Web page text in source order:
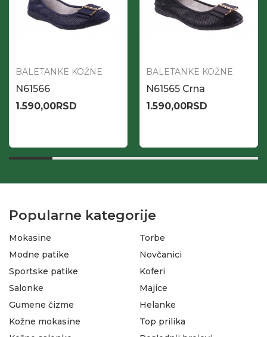
BALETANKE KOŽNE
N61566
1.590,00RSD
BALETANKE KOŽNE
N61565 Crna
1.590,00RSD
Popularne kategorije
Mokasine
Modne patike
Sportske patike
Salonke
Gumene čizme
Torbe
Novčanici
Koferi
Majice
Helanke
Kožne mokasine
Top prilika